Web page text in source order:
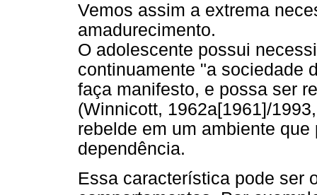
Vemos assim a extrema
amadurecimento.
O adolescente possui
continuamente "a sociedade
faça manifesto, e possa ser
(Winnicott, 1962a[1961]/
rebelde em um ambiente
dependência.
Essa característica pode ser